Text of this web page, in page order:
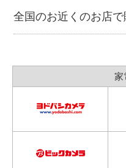
全国のお近くのお店
家